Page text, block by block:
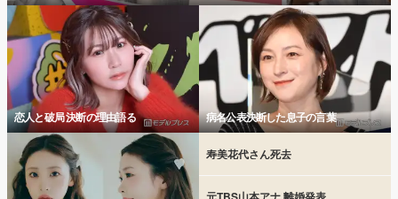
恋人と破局 決断の理由語る 病名公表決断した息子の言葉
寿美花代さん死去